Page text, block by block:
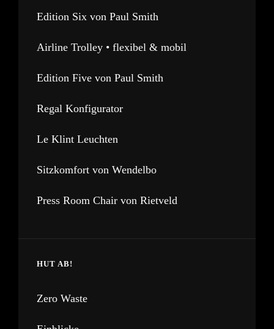
Edition Six von Paul Smith
Airline Trolley • flexibel & mobil
Edition Five von Paul Smith
Regal Konfigurator
Le Klint Leuchten
Sitzkomfort von Wendelbo
Press Room Chair von Rietveld
HUT AB!
Zero Waste